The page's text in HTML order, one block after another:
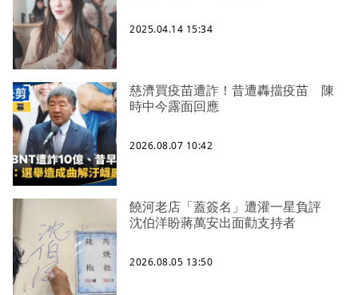
2025.04.14 15:34
慈濟買疫苗遭詐！昔遭轟擋疫苗 陳
時中今露面回應
2026.08.07 10:42
饒河老店「蓋簽名」遭灌一星負評
沈伯洋盼蔣萬安出面勸支持者
2026.08.05 13:50